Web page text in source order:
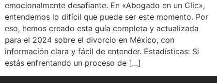
emocionalmente desafiante. En «Abogado en un Clic»,
entendemos lo difícil que puede ser este momento. Por
eso, hemos creado esta guía completa y actualizada
para el 2024 sobre el divorcio en México, con
información clara y fácil de entender. Estadísticas: Si
estás enfrentando un proceso de […]